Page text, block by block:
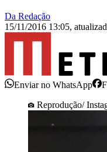
Da Redação
15/11/2016 13:05,
Enviar no WhatsApp
Reprodução/